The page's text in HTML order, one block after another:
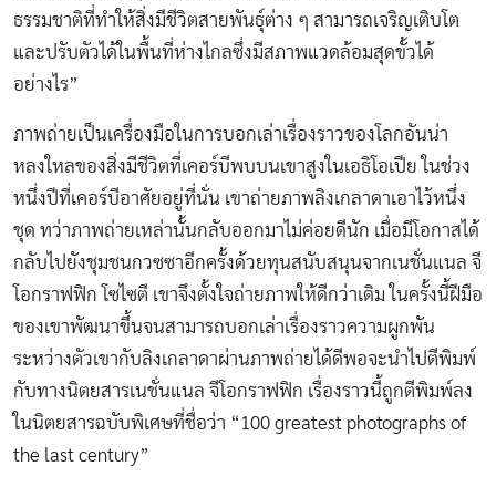
ธรรมชาติที่ทำให้สิ่งมีชีวิตสายพันธุ์ต่าง ๆ สามารถเจริญเติบโต
และปรับตัวได้ในพื้นที่ห่างไกลซึ่งมีสภาพแวดล้อมสุดขั้วได้
อย่างไร”
ภาพถ่ายเป็นเครื่องมือในการบอกเล่าเรื่องราวของโลกอันน่า
หลงใหลของสิ่งมีชีวิตที่เคอร์บีพบบนเขาสูงในเอธิโอเปีย ในช่วง
หนึ่งปีที่เคอร์บีอาศัยอยู่ที่นั่น เขาถ่ายภาพลิงเกลาดาเอาไว้หนึ่ง
ชุด ทว่าภาพถ่ายเหล่านั้นกลับออกมาไม่ค่อยดีนัก เมื่อมีโอกาสได้
กลับไปยังชุมชนกวซซาอีกครั้งด้วยทุนสนับสนุนจากเนชั่นแนล จี
โอกราฟฟิก โซไซตี เขาจึงตั้งใจถ่ายภาพให้ดีกว่าเดิม ในครั้งนี้ฝีมือ
ของเขาพัฒนาขึ้นจนสามารถบอกเล่าเรื่องราวความผูกพัน
ระหว่างตัวเขากับลิงเกลาดาผ่านภาพถ่ายได้ดีพอจะนำไปตีพิมพ์
กับทางนิตยสารเนชั่นแนล จีโอกราฟฟิก เรื่องราวนี้ถูกตีพิมพ์ลง
ในนิตยสารฉบับพิเศษที่ชื่อว่า “100 greatest photographs of
the last century”